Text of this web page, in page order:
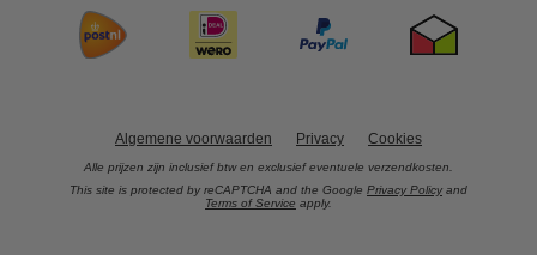
Algemene voorwaarden Privacy Cookies
Alle prijzen zijn inclusief btw en exclusief eventuele verzendkosten.
This site is protected by reCAPTCHA and the Google Privacy Policy and
Terms of Service apply.